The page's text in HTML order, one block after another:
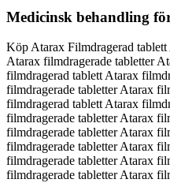
Medicinsk behandling
Köp Atarax Filmdragerad
Atarax filmdragerade tabletter
filmdragerad tablett Atarax
filmdragerade tabletter Atarax
filmdragerad tablett Atarax
filmdragerade tabletter Atarax
filmdragerade tabletter Atarax
filmdragerade tabletter Atarax
filmdragerade tabletter Atarax
filmdragerade tabletter Atarax